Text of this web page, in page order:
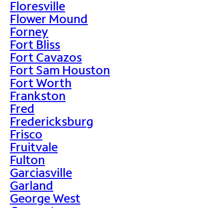
Floresville
Flower Mound
Forney
Fort Bliss
Fort Cavazos
Fort Sam Houston
Fort Worth
Frankston
Fred
Fredericksburg
Frisco
Fruitvale
Fulton
Garciasville
Garland
George West